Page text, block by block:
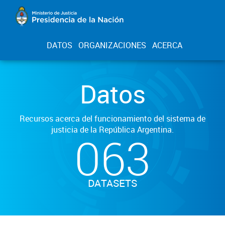
DATOS ORGANIZACIONES ACERCA
Datos
Recursos acerca del funcionamiento del sistema de
justicia de la República Argentina.
063
DATASETS